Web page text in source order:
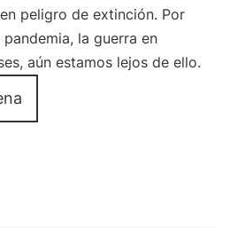
peligro de extinción. Por
la guerra en
aún estamos lejos de ello.